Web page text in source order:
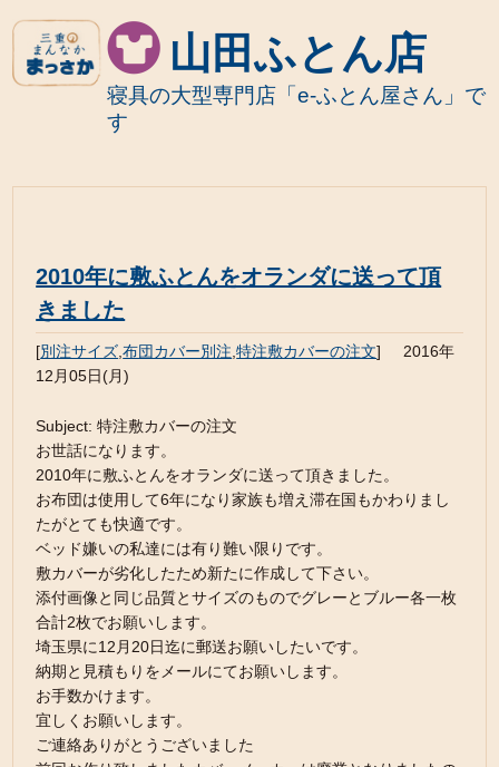
山田ふとん店
寝具の大型専門店「e-ふとん屋さん」で
す
2010年に敷ふとんをオランダに送って頂
きました
[別注サイズ ,布団カバー別注 ,特注敷カバーの注文]
2016年
12月05日(月)
Subject: 特注敷カバーの注文
お世話になります。
2010年に敷ふとんをオランダに送って頂きました。
お布団は使用して6年になり家族も増え滞在国もかわりまし
たがとても快適です。
ベッド嫌いの私達には有り難い限りです。
敷カバーが劣化したため新たに作成して下さい。
添付画像と同じ品質とサイズのものでグレーとブルー各一枚
合計2枚でお願いします。
埼玉県に12月20日迄に郵送お願いしたいです。
納期と見積もりをメールにてお願いします。
お手数かけます。
宜しくお願いします。
ご連絡ありがとうございました